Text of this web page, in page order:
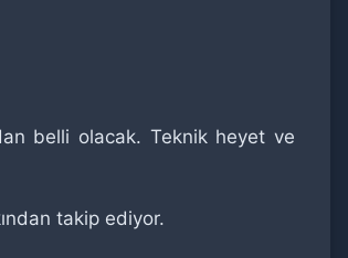
belli olacak. Teknik heyet ve
takip ediyor.